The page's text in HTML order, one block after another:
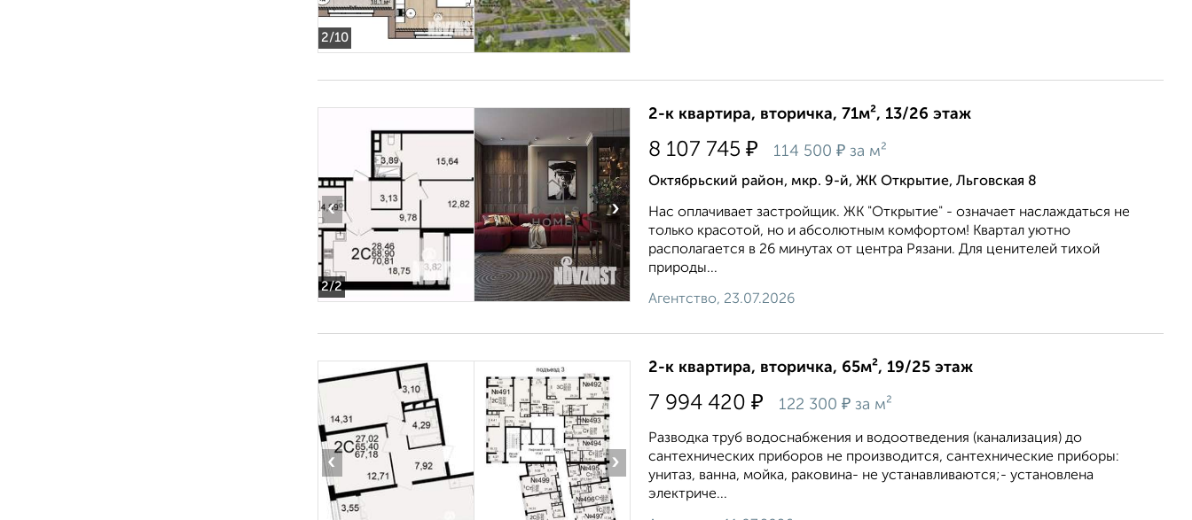
2/10
2/2
‹ ›
2-к квартира, вторичка, 71м², 13/26 этаж
8 107 745 ₽ 114 500 ₽ за м²
Октябрьский район, мкр. 9-й, ЖК Открытие, Льговская 8
Нас оплачивает застройщик. ЖК "Открытие" - означает наслаждаться не
только красотой, но и абсолютным комфортом! Квартал уютно
располагается в 26 минутах от центра Рязани. Для ценителей тихой
природы...
Агентство, 23.07.2026
‹ ›
2-к квартира, вторичка, 65м², 19/25 этаж
7 994 420 ₽ 122 300 ₽ за м²
Разводка труб водоснабжения и водоотведения (канализация) до
сантехнических приборов не производится, сантехнические приборы:
унитаз, ванна, мойка, раковина- не устанавливаются;- установлена
электриче...